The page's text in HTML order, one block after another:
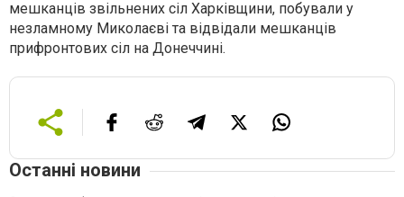
мешканців звільнених сіл Харківщини, побували у
незламному Миколаєві та відвідали мешканців
прифронтових сіл на Донеччині.
Останні новини